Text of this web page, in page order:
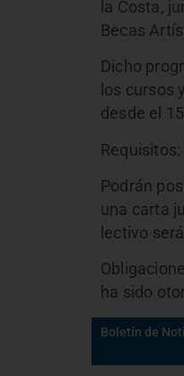
la Costa,
Becas
Dicho
los cursos
desde el
Podrán
una carta
lectivo
ha sido
Boletín de